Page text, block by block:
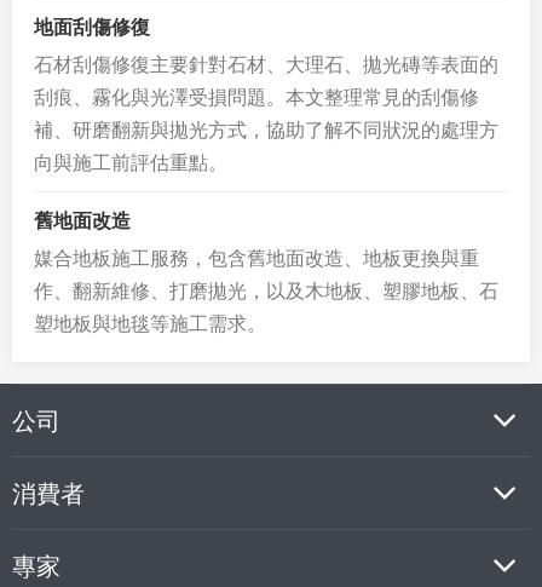
地面刮傷修復
石材刮傷修復主要針對石材、大理石、拋光磚等表面的
刮痕、霧化與光澤受損問題。本文整理常見的刮傷修
補、研磨翻新與拋光方式，協助了解不同狀況的處理方
向與施工前評估重點。
舊地面改造
媒合地板施工服務，包含舊地面改造、地板更換與重
作、翻新維修、打磨拋光，以及木地板、塑膠地板、石
塑地板與地毯等施工需求。
公司
消費者
專家